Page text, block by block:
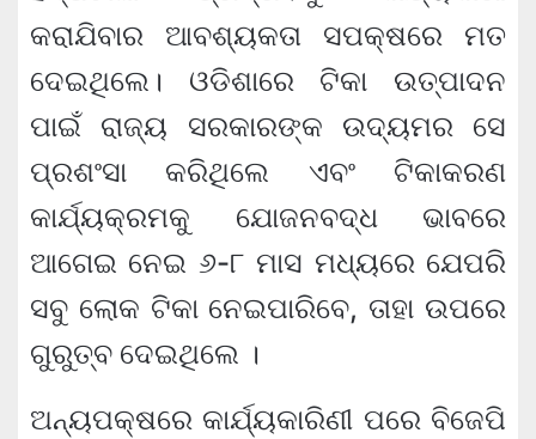
କରାଯିବାର ଆବଶ୍ୟକତା ସପକ୍ଷରେ ମତ
ଦେଇଥିଲେ। ଓଡିଶାରେ ଟିକା ଉତ୍ପାଦନ
ପାଇଁ ରାଜ୍ୟ ସରକାରଙ୍କ ଉଦ୍ୟମର ସେ
ପ୍ରଶଂସା କରିଥିଲେ ଏବଂ ଟିକାକରଣ
କାର୍ଯ୍ୟକ୍ରମକୁ ଯୋଜନବଦ୍ଧ ଭାବରେ
ଆଗେଇ ନେଇ ୬-୮ ମାସ ମଧ୍ୟରେ ଯେପରି
ସବୁ ଲୋକ ଟିକା ନେଇପାରିବେ, ତାହା ଉପରେ
ଗୁରୁତ୍ବ ଦେଇଥିଲେ ।
ଅନ୍ୟପକ୍ଷରେ କାର୍ଯ୍ୟକାରିଣୀ ପରେ ବିଜେପି